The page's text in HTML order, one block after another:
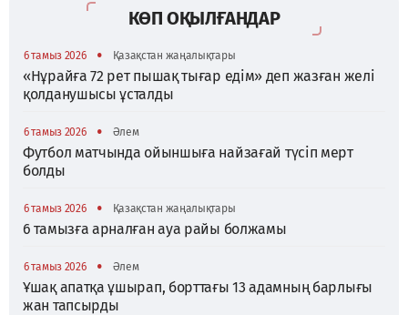
КӨП ОҚЫЛҒАНДАР
6 тамыз 2026 • Қазақстан жаңалықтары
«Нұрайға 72 рет пышақ тығар едім» деп жазған желі
қолданушысы ұсталды
6 тамыз 2026 • Әлем
Футбол матчында ойыншыға найзағай түсіп мерт
болды
6 тамыз 2026 • Қазақстан жаңалықтары
6 тамызға арналған ауа райы болжамы
6 тамыз 2026 • Әлем
Ұшақ апатқа ұшырап, борттағы 13 адамның барлығы
жан тапсырды